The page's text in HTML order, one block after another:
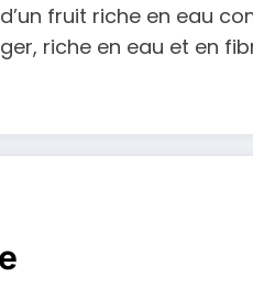
fruit riche en eau
riche en eau et en